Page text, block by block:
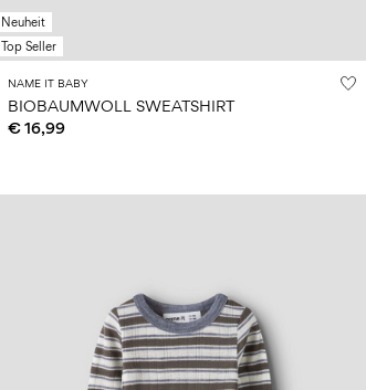
Neuheit
Top Seller
NAME IT BABY
BIOBAUMWOLL SWEATSHIRT
€ 16,99